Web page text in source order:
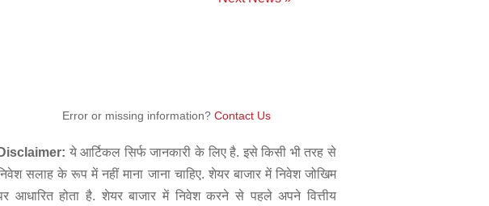
Error or missing information? Contact Us
Disclaimer: ये आर्टिकल सिर्फ जानकारी के लिए है. इसे किसी भी तरह से
सलाह के रूप में नहीं माना जाना चाहिए. शेयर बाजार में निवेश जोखिम
आधारित होता है. शेयर बाजार में निवेश करने से पहले अपने वित्तीय